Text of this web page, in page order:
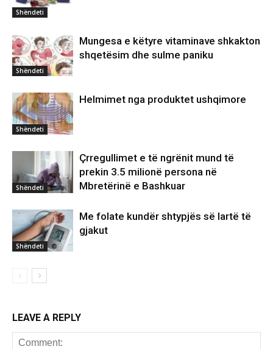
Shëndeti
Shëndeti
Mungesa e këtyre vitaminave shkakton
shqetësim dhe sulme paniku
Shëndeti
Helmimet nga produktet ushqimore
Shëndeti
Çrregullimet e të ngrënit mund të
prekin 3.5 milionë persona në
Mbretërinë e Bashkuar
Shëndeti
Me folate kundër shtypjës së lartë të
gjakut
LEAVE A REPLY